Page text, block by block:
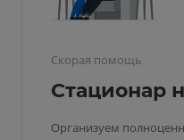
Скорая помощь
Стационар
Организуем